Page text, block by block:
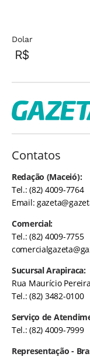
Dolar
R$
Contatos
Redação (Maceió):
Tel.: (82) 4009-7764
Email:
Comercial:
Tel.: (82) 4009-7755
Sucursal Arapiraca:
Rua Maurício
Tel.: (82) 3482-0100
Serviço de
Tel.: (82) 4009-7999
Representação -